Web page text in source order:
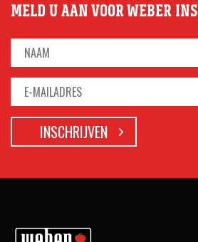
MELD U AAN VOOR WEBER